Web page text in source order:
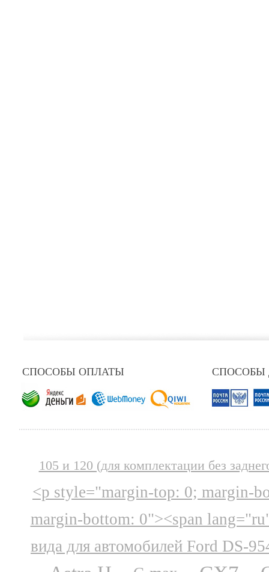
СПОСОБЫ ОПЛАТЫ СПОСОБЫ
105 и 120 (для комплектации без
<p style="margin-top: 0; margin-
margin-bottom: 0"><span
вида для автомобилей Ford DS-